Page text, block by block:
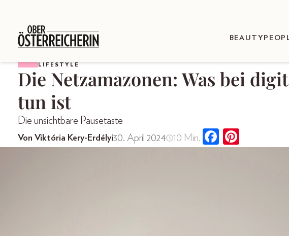
BEAUTY
LIFESTYLE
Die Netzamazonen: Was bei
tun ist
Die unsichtbare Pausetaste
Von Viktória Kery-Erdélyi30. April 2024 10 Min.